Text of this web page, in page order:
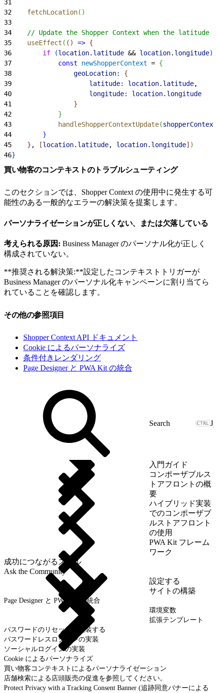
31
32
    fetchLocation
( )
33
34
// Update the Shopper Context when the latitude
35
    useEffect
( ( ) => {
36
        if
(location. latitude && location. longitude)
37
            const
newShopperContext = {
38
                geoLocation:
{
39
                    latitude:
location. latitude,
40
                    longitude:
location. longitude
41
}
42
}
43
            handleShopperContextUpdate
(shopperContext
44
}
45
} , [location. latitude, location. longitude] )
46}
買い物客のコンテキストのトラブルシューティング
このセクションでは、Shopper Context の使用中に発生する可
能性のある一般的なエラーの解決策を提案します。
パーソナライゼーションが正しくない、または欠落している
考えられる原因: Business Manager のパーソナル化が正しく
構成されていない。
**推奨される解決策:**設定したコンテキストトリガーが
Business Manager のパーソナル化キャンペーンに割り当てら
れていることを確認します。
その他の参照項目
Shopper Context API ドキュメント
Cookie によるパーソナライズ
条件付きレンダリング
Page Designer と PWA Kit の統合
J
入門ガイド
コンポーザブルス
トアフロントの概
要
ハイブリッド実装
でのコンポーザブ
ルストアフロント
の使用
PWA Kit フレーム
ワーク
成功につながるスキル
Ask the Community
設定する
サイトの構築
Page Designer と PWA Kit の統合
環境変数
拡張テンプレート
パスワードのリセットを実装する
パスワードレスログインの実装
ソーシャルログインの実装
Cookie によるパーソナライズ
買い物客コンテキストによるパーソナライゼーション
店舗検索による店頭販売の促進を参照してください。
Protect Privacy with a Tracking Consent Banner (追跡同意バナーによる